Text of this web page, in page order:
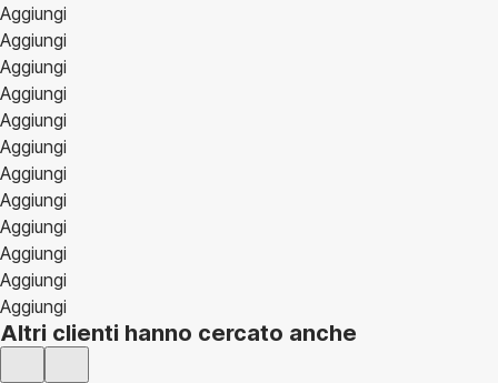
Aggiungi
Aggiungi
Aggiungi
Aggiungi
Aggiungi
Aggiungi
Aggiungi
Aggiungi
Aggiungi
Aggiungi
Aggiungi
Aggiungi
Altri clienti hanno cercato anche